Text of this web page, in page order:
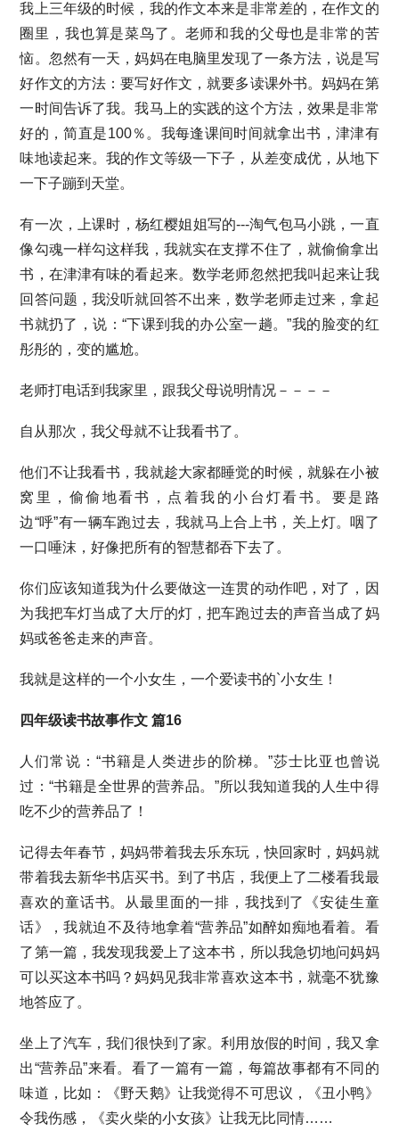
我上三年级的时候，我的作文本来是非常差的，在作文的
圈里，我也算是菜鸟了。老师和我的父母也是非常的苦
恼。忽然有一天，妈妈在电脑里发现了一条方法，说是写
好作文的方法：要写好作文，就要多读课外书。妈妈在第
一时间告诉了我。我马上的实践的这个方法，效果是非常
好的，简直是100％。我每逢课间时间就拿出书，津津有
味地读起来。我的作文等级一下子，从差变成优，从地下
一下子蹦到天堂。
有一次，上课时，杨红樱姐姐写的---淘气包马小跳，一直
像勾魂一样勾这样我，我就实在支撑不住了，就偷偷拿出
书，在津津有味的看起来。数学老师忽然把我叫起来让我
回答问题，我没听就回答不出来，数学老师走过来，拿起
书就扔了，说：“下课到我的办公室一趟。”我的脸变的红
彤彤的，变的尴尬。
老师打电话到我家里，跟我父母说明情况－－－－
自从那次，我父母就不让我看书了。
他们不让我看书，我就趁大家都睡觉的时候，就躲在小被
窝里，偷偷地看书，点着我的小台灯看书。要是路
边“呼”有一辆车跑过去，我就马上合上书，关上灯。咽了
一口唾沫，好像把所有的智慧都吞下去了。
你们应该知道我为什么要做这一连贯的动作吧，对了，因
为我把车灯当成了大厅的灯，把车跑过去的声音当成了妈
妈或爸爸走来的声音。
我就是这样的一个小女生，一个爱读书的`小女生！
四年级读书故事作文 篇16
人们常说：“书籍是人类进步的阶梯。”莎士比亚也曾说
过：“书籍是全世界的营养品。”所以我知道我的人生中得
吃不少的营养品了！
记得去年春节，妈妈带着我去乐东玩，快回家时，妈妈就
带着我去新华书店买书。到了书店，我便上了二楼看我最
喜欢的童话书。从最里面的一排，我找到了《安徒生童
话》，我就迫不及待地拿着“营养品”如醉如痴地看着。看
了第一篇，我发现我爱上了这本书，所以我急切地问妈妈
可以买这本书吗？妈妈见我非常喜欢这本书，就毫不犹豫
地答应了。
坐上了汽车，我们很快到了家。利用放假的时间，我又拿
出“营养品”来看。看了一篇有一篇，每篇故事都有不同的
味道，比如：《野天鹅》让我觉得不可思议，《丑小鸭》
令我伤感，《卖火柴的小女孩》让我无比同情……